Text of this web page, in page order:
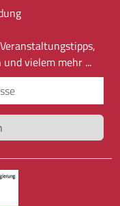
vielem mehr ...